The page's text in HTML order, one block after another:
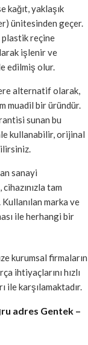
kağıt, yaklaşık
ünitesinden geçer.
plastik reçine
işlenir ve
edilmiş olur.
alternatif olarak,
muadil bir üründür.
sunan bu
kullanabilir, orijinal
sanayi
tam
marka ve
ile herhangi bir
kurumsal firmaların
ihtiyaçlarını hızlı
ile karşılamaktadır.
adres Gentek –